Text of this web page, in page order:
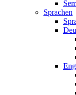
Sprachen